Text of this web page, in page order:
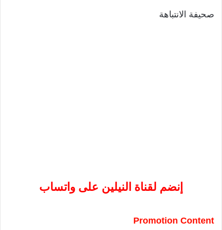
صحيفة الانتباهة
إنضم لقناة النيلين على واتساب
Promotion Content